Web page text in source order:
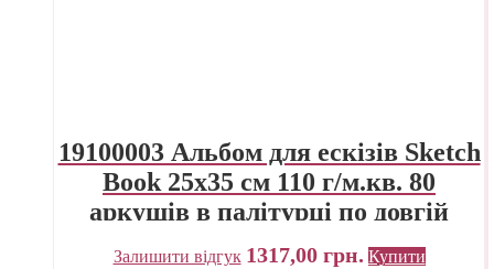
19100003 Альбом для ескізів Sketch
Book 25х35 см 110 г/м.кв. 80
аркушів в палітурці по довгій
стороні Fabriano Італія
Залишити відгук 1317,00 грн. Купити